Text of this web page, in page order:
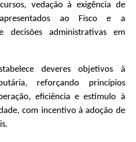
vedação à exigência de
ao Fisco e a
decisões administrativas em
deveres objetivos à
reforçando princípios
eficiência e estímulo à
com incentivo à adoção de